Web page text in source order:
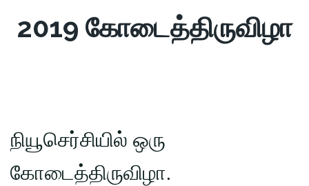
2019 கோடைத்திருவிழா
நியூசெர்சியில் ஒரு
கோடைத்திருவிழா.